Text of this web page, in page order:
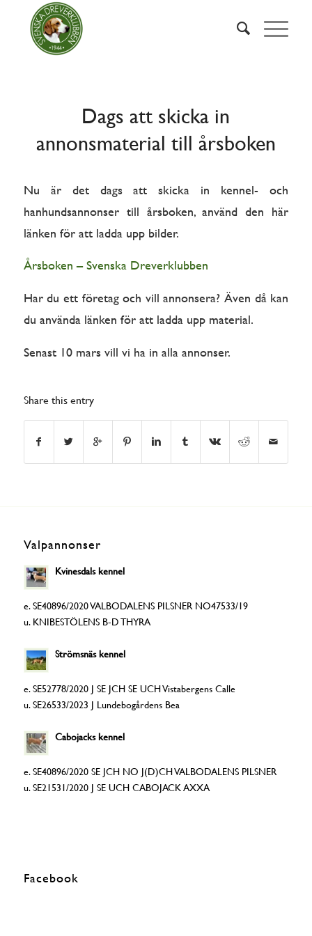
Dags att skicka in
annonsmaterial till årsboken
Nu är det dags att skicka in kennel- och
hanhundsannonser till årsboken, använd den här
länken för att ladda upp bilder.
Årsboken – Svenska Dreverklubben
Har du ett företag och vill annonsera? Även då kan
du använda länken för att ladda upp material.
Senast 10 mars vill vi ha in alla annonser.
Share this entry
Valpannonser
Kvinesdals kennel
e. SE40896/2020 VALBODALENS PILSNER NO47533/19
u. KNIBESTÖLENS B-D THYRA
Strömsnäs kennel
e. SE52778/2020 J SE JCH SE UCH Vistabergens Calle
u. SE26533/2023 J Lundebogårdens Bea
Cabojacks kennel
e. SE40896/2020 SE JCH NO J(D)CH VALBODALENS PILSNER
u. SE21531/2020 J SE UCH CABOJACK AXXA
Facebook